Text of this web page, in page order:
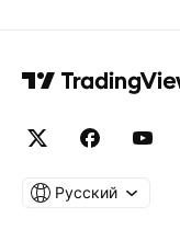
Русский